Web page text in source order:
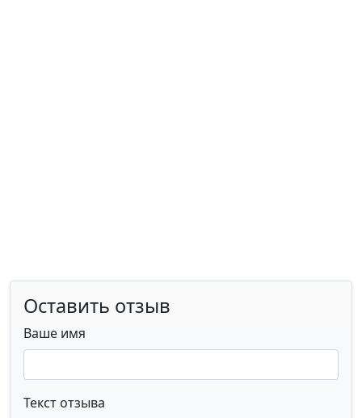
Оставить отзыв
Ваше имя
Текст отзыва